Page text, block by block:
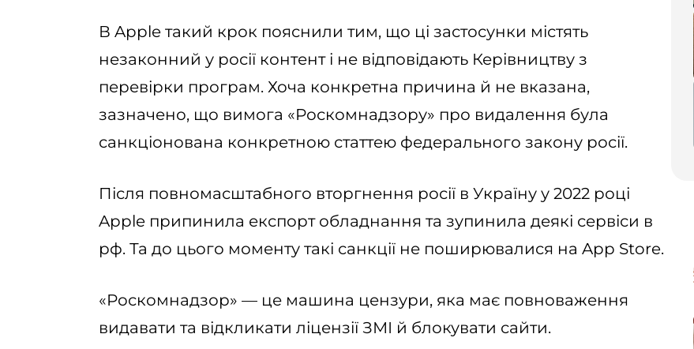
В Apple такий крок пояснили тим, що ці застосунки містять
незаконний у росії контент і не відповідають Керівництву з
перевірки програм. Хоча конкретна причина й не вказана,
зазначено, що вимога «Роскомнадзору» про видалення була
санкціонована конкретною статтею федерального закону росії.
Після повномасштабного вторгнення росії в Україну у 2022 році
Apple припинила експорт обладнання та зупинила деякі сервіси в
рф. Та до цього моменту такі санкції не поширювалися на App Store.
«Роскомнадзор» — це машина цензури, яка має повноваження
видавати та відкликати ліцензії ЗМІ й блокувати сайти.